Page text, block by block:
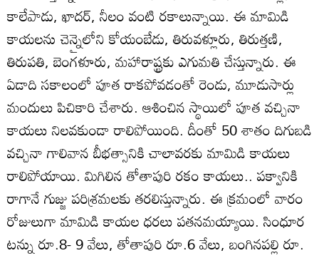
కాలేపాడు, ఖాదర్‌, నీలం వంటి రకాలున్నాయి. ఈ మామిడి
కాయలను చెన్నైలోని కోయంబేడు, తిరువళ్లూరు, తిరుత్తణి,
తిరుపతి, బెంగళూరు, మహారాష్ట్రకు ఎగుమతి చేస్తున్నారు. ఈ
ఏడాది సకాలంలో పూత రాకపోవడంతో రెండు, మూడుసార్లు
మందులు పిచికారి చేశారు. ఆశించిన స్థాయిలో పూత వచ్చినా
కాయలు నిలవకుండా రాలిపోయింది. దీంతో 50 శాతం దిగుబడి
వచ్చినా గాలివాన బీభత్సానికి చాలావరకు మామిడి కాయలు
రాలిపోయాయి. మిగిలిన తోతాపురి రకం కాయలు.. పక్వానికి
రాగానే గుజ్జు పరిశ్రమలకు తరలిస్తున్నారు. ఈ క్రమంలో వారం
రోజులుగా మామిడి కాయల ధరలు పతనమయ్యాయి. సింధూర
టన్ను రూ.8- 9 వేలు, తోతాపురి రూ.6 వేలు, బంగినపల్లి రూ.